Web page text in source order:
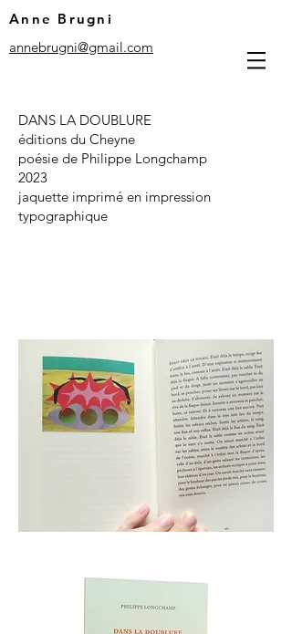
Anne Brugni
annebrugni@gmail.com
DANS LA DOUBLURE
éditions du Cheyne
poésie de Philippe Longchamp
2023
jaquette imprimé en impression
typographique